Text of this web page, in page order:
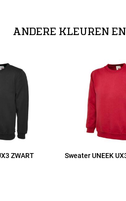
ANDERE KLEUREN
ZWART Sweater UNEEK